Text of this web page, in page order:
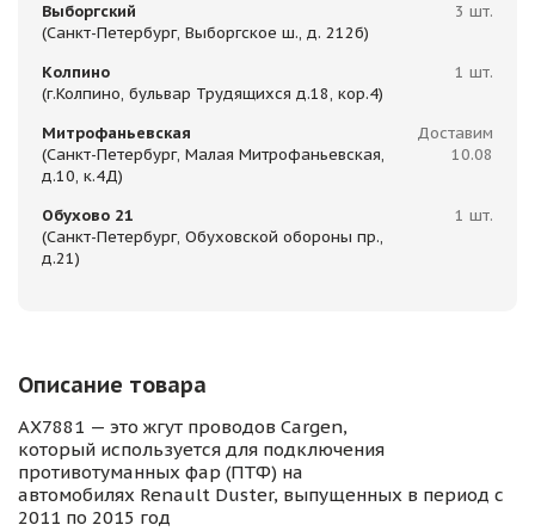
Выборгский
(Санкт-Петербург, Выборгское ш., д. 212б)
3 шт.
Колпино
(г.Колпино, бульвар Трудящихся д.18, кор.4)
1 шт.
Митрофаньевская
(Санкт-Петербург, Малая Митрофаньевская,
д.10, к.4Д)
Доставим
10.08
Обухово 21
(Санкт-Петербург, Обуховской обороны пр.,
д.21)
1 шт.
Описание товара
AX7881 — это жгут проводов Cargen,
который используется для подключения
противотуманных фар (ПТФ) на
автомобилях Renault Duster, выпущенных в период с
2011 по 2015 год